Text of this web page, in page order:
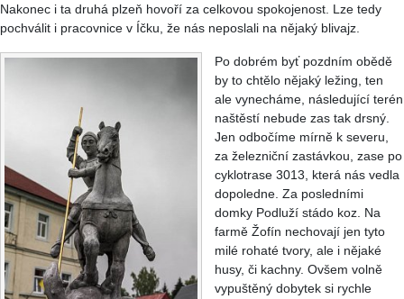
Nakonec i ta druhá plzeň hovoří za celkovou spokojenost. Lze tedy
pochválit i pracovnice v Íčku, že nás neposlali na nějaký blivajz.
Po dobrém byť pozdním obědě
by to chtělo nějaký ležing, ten
ale vynecháme, následující terén
naštěstí nebude zas tak drsný.
Jen odbočíme mírně k severu,
za železniční zastávkou, zase po
cyklotrase 3013, která nás vedla
dopoledne. Za posledními
domky Podluží stádo koz. Na
farmě Žofín nechovají jen tyto
milé rohaté tvory, ale i nějaké
husy, či kachny. Ovšem volně
vypuštěný dobytek si rychle